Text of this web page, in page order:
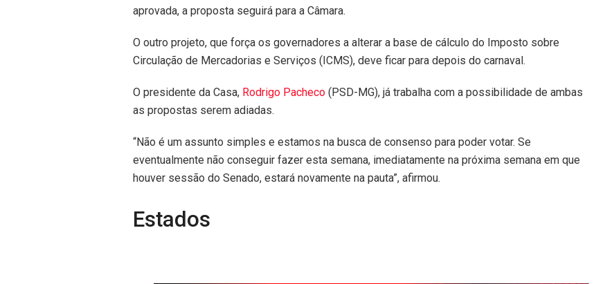
aprovada, a proposta seguirá para a Câmara.
O outro projeto, que força os governadores a alterar a base de cálculo do Imposto sobre
Circulação de Mercadorias e Serviços (ICMS), deve ficar para depois do carnaval.
O presidente da Casa, Rodrigo Pacheco (PSD-MG), já trabalha com a possibilidade de ambas
as propostas serem adiadas.
“Não é um assunto simples e estamos na busca de consenso para poder votar. Se
eventualmente não conseguir fazer esta semana, imediatamente na próxima semana em que
houver sessão do Senado, estará novamente na pauta”, afirmou.
Estados